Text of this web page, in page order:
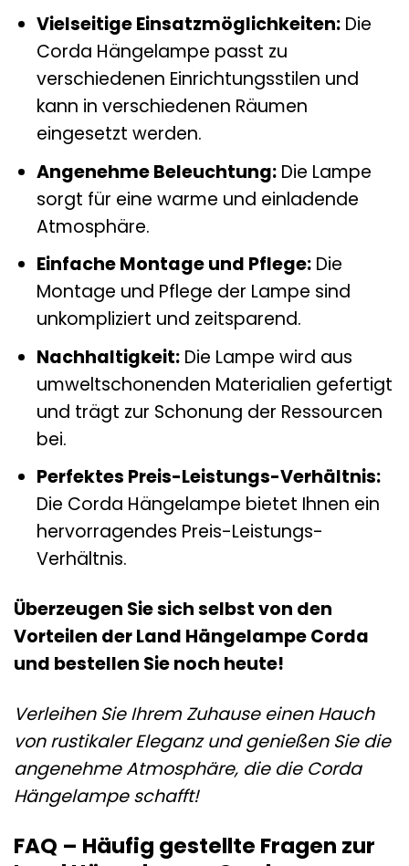
Vielseitige Einsatzmöglichkeiten:Die
Corda Hängelampe passt zu
verschiedenen Einrichtungsstilen und
kann in verschiedenen Räumen
eingesetzt werden.
Angenehme Beleuchtung:Die Lampe
sorgt für eine warme und einladende
Atmosphäre.
Einfache Montage und Pflege:Die
Montage und Pflege der Lampe sind
unkompliziert und zeitsparend.
Nachhaltigkeit:Die Lampe wird aus
umweltschonenden Materialien gefertigt
und trägt zur Schonung der Ressourcen
bei.
Perfektes Preis-Leistungs-Verhältnis:
Die Corda Hängelampe bietet Ihnen ein
hervorragendes Preis-Leistungs-
Verhältnis.
Überzeugen Sie sich selbst von den
Vorteilen der Land Hängelampe Corda
und bestellen Sie noch heute!
Verleihen Sie Ihrem Zuhause einen Hauch
von rustikaler Eleganz und genießen Sie die
angenehme Atmosphäre, die die Corda
Hängelampe schafft!
FAQ – Häufig gestellte Fragen zur